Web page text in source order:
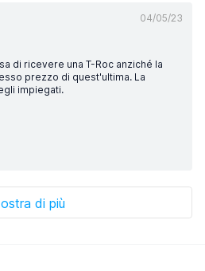
04/05/23
di ricevere una T-Roc anziché la
prezzo di quest'ultima. La
impiegati.
di più